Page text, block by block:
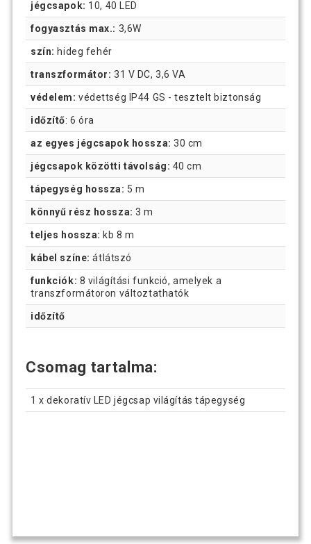
jégcsapok: 10, 40 LED
fogyasztás max.: 3,6W
szín: hideg fehér
transzformátor: 31 V DC, 3,6 VA
védelem: védettség IP44 GS - tesztelt biztonság
időzítő: 6 óra
az egyes jégcsapok hossza: 30 cm
jégcsapok közötti távolság: 40 cm
tápegység hossza: 5 m
könnyű rész hossza: 3 m
teljes hossza: kb 8 m
kábel színe: átlátszó
funkciók: 8 világítási funkció, amelyek a
transzformátoron változtathatók
időzítő
Csomag tartalma:
1 x dekoratív LED jégcsap világítás tápegység